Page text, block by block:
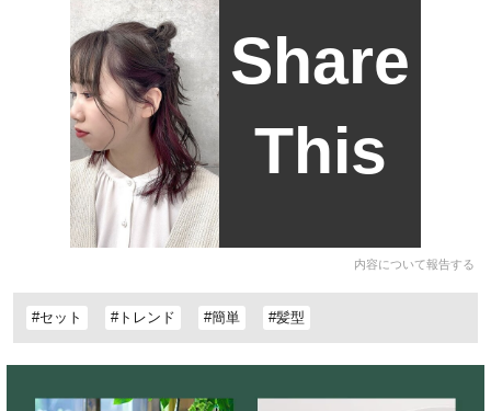
Share
This
内容について報告する
#セット #トレンド #簡単 #髪型